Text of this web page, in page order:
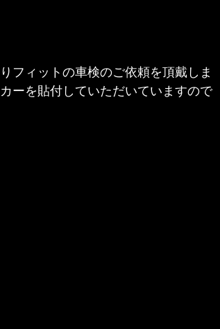
フィットの車検のご依頼を頂戴しま
ーを貼付していただいていますので